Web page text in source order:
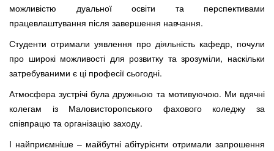
можливістю дуальної освіти та перспективами
працевлаштування після завершення навчання.
Студенти отримали уявлення про діяльність кафедр, почули
про широкі можливості для розвитку та зрозуміли, наскільки
затребуваними є ці професії сьогодні.
Атмосфера зустрічі була дружньою та мотивуючою. Ми вдячні
колегам із Маловисторопського фахового коледжу за
співпрацю та організацію заходу.
І найприємніше – майбутні абітурієнти отримали запрошення